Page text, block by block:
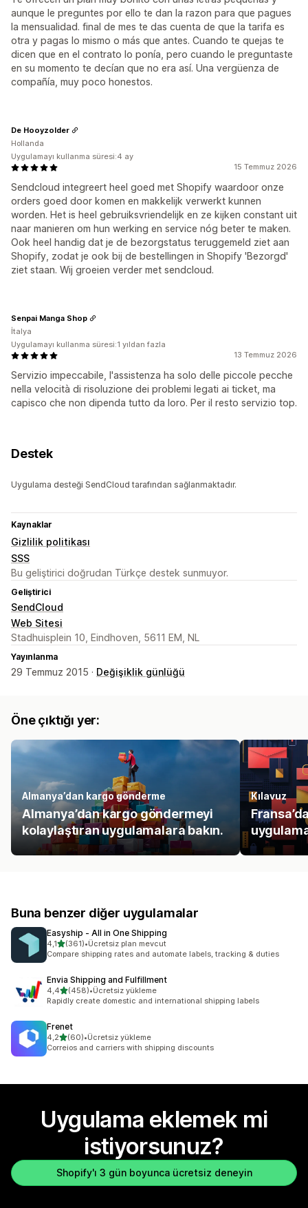
aunque le preguntes por ello te dan la razon para que pagues
la mensualidad. final de mes te das cuenta de que la tarifa es
otra y pagas lo mismo o más que antes. Cuando te quejas te
dicen que en el contrato lo ponía, pero cuando le preguntaste
en su momento te decían que no era así. Una vergüenza de
compañía, muy poco honestos.
15 Temmuz 2026
Sendcloud integreert heel goed met Shopify waardoor onze
orders goed door komen en makkelijk verwerkt kunnen
worden. Het is heel gebruiksvriendelijk en ze kijken constant uit
naar manieren om hun werking en service nóg beter te maken.
Ook heel handig dat je de bezorgstatus teruggemeld ziet aan
Shopify, zodat je ook bij de bestellingen in Shopify 'Bezorgd'
ziet staan. Wij groeien verder met sendcloud.
De Hooyzolder
Hollanda
Uygulamayı kullanma süresi:4 ay
13 Temmuz 2026
Servizio impeccabile, l'assistenza ha solo delle piccole pecche
nella velocità di risoluzione dei problemi legati ai ticket, ma
capisco che non dipenda tutto da loro. Per il resto servizio top.
Senpai Manga Shop
İtalya
Uygulamayı kullanma süresi:1 yıldan fazla
Destek
Uygulama desteği SendCloud tarafından sağlanmaktadır.
Kaynaklar
Gizlilik politikası
SSS
Bu geliştirici doğrudan Türkçe destek sunmuyor.
Geliştirici
SendCloud
Web Sitesi
Stadhuisplein 10, Eindhoven, 5611 EM, NL
Yayınlanma
29 Temmuz 2015 · Değişiklik günlüğü
Öne çıktığı yer:
Almanya’dan kargo gönderme
Almanya’dan kargo göndermeyi
kolaylaştıran uygulamalara bakın.
Kılavuz
Buna benzer diğer uygulamalar
Easyship ‑ All in One Shipping
4,15 yıldız üzerinden
(361)
toplam 361 değerlendirme
•Ücretsiz plan mevcut
Compare shipping rates and automate labels, tracking & duties
Envia Shipping and Fulfillment
4,45 yıldız üzerinden
(458)
toplam 458 değerlendirme
•Ücretsiz yükleme
Rapidly create domestic and international shipping labels
Frenet
4,25 yıldız üzerinden
(60)
toplam 60 değerlendirme
•Ücretsiz yükleme
Correios and carriers with shipping discounts
Uygulama eklemek mi
istiyorsunuz?
Shopify'ı 3 gün boyunca ücretsiz deneyin